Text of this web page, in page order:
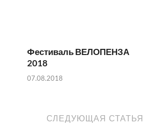
Фестиваль ВЕЛОПЕНЗА
2018
07.08.2018
СЛЕДУЮЩАЯ СТАТЬЯ